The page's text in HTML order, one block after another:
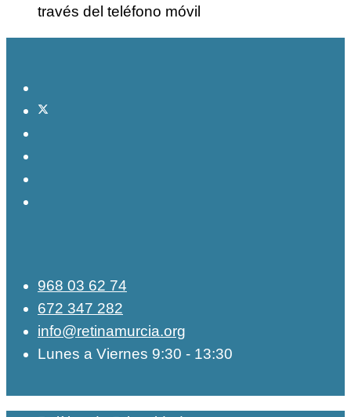
través del teléfono móvil
968 03 62 74
672 347 282
info@retinamurcia.org
Lunes a Viernes 9:30 - 13:30